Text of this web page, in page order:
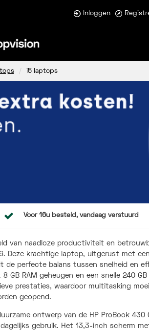
Inloggen
i5 laptops
Voor 16u besteld, vandaag verstuurd
van naadloze productiviteit en
Deze krachtige laptop, uitgerust met
de perfecte balans tussen snelheid en
GB RAM geheugen en een snelle 240
prestaties, waardoor multitasking
geopend.
ontwerp van de HP ProBook 430
gebruik. Het 13,3-inch scherm